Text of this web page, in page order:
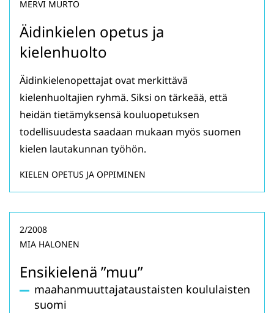
Äidinkielen opetus ja
kielenhuolto
MERVI MURTO
Äidinkielenopettajat ovat merkittävä
kielenhuoltajien ryhmä. Siksi on tärkeää, että
heidän tietämyksensä kouluopetuksen
todellisuudesta saadaan mukaan myös suomen
kielen lautakunnan työhön.
KIELEN OPETUS JA OPPIMINEN
Ensikielenä ”muu”
maahanmuuttajataustaisten koululaisten
suomi
2/2008
MIA HALONEN